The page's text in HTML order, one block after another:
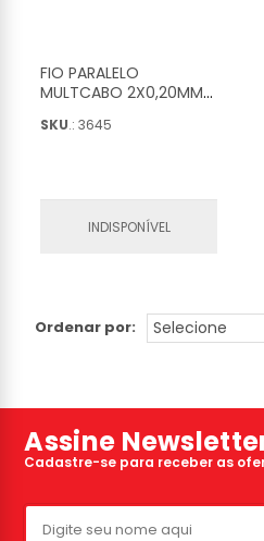
FIO PARALELO
MULTCABO 2X0,20MM
PRETA (100M) -
SKU.: 3645
INDISPONÍVEL
Ordenar por:
Assine
Cadastre-se para receber as